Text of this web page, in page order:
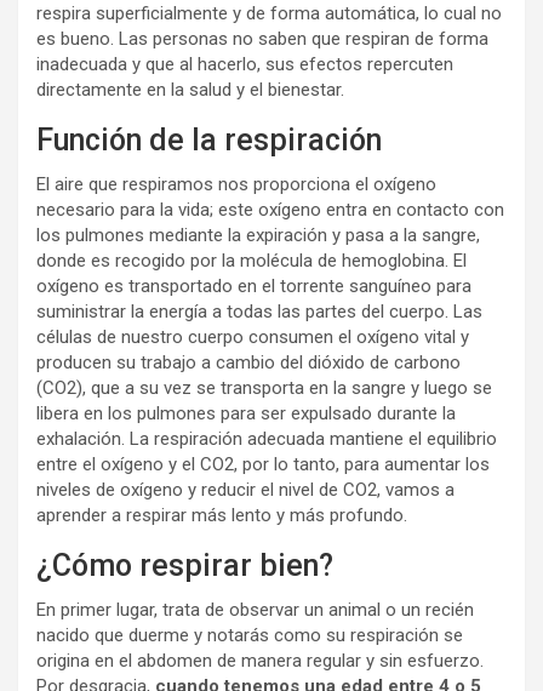
respira superficialmente y de forma automática, lo cual no
es bueno. Las personas no saben que respiran de forma
inadecuada y que al hacerlo, sus efectos repercuten
directamente en la salud y el bienestar.
Función de la respiración
El aire que respiramos nos proporciona el oxígeno
necesario para la vida; este oxígeno entra en contacto con
los pulmones mediante la expiración y pasa a la sangre,
donde es recogido por la molécula de hemoglobina. El
oxígeno es transportado en el torrente sanguíneo para
suministrar la energía a todas las partes del cuerpo. Las
células de nuestro cuerpo consumen el oxígeno vital y
producen su trabajo a cambio del dióxido de carbono
(CO2), que a su vez se transporta en la sangre y luego se
libera en los pulmones para ser expulsado durante la
exhalación. La respiración adecuada mantiene el equilibrio
entre el oxígeno y el CO2, por lo tanto, para aumentar los
niveles de oxígeno y reducir el nivel de CO2, vamos a
aprender a respirar más lento y más profundo.
¿Cómo respirar bien?
En primer lugar, trata de observar un animal o un recién
nacido que duerme y notarás como su respiración se
origina en el abdomen de manera regular y sin esfuerzo.
Por desgracia, cuando tenemos una edad entre 4 o 5